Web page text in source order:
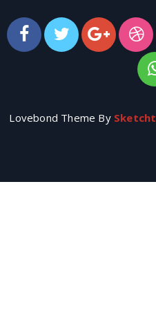
Lovebond Theme By